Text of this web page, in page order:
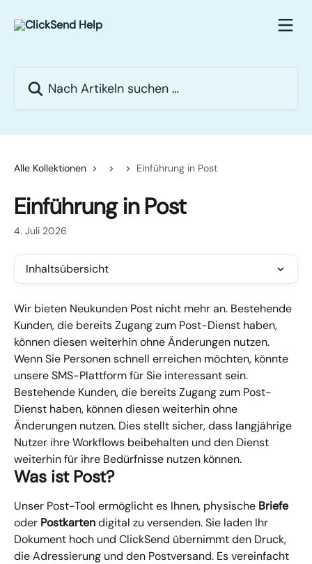
Alle Kollektionen Einführung in Post
Einführung in Post
4. Juli 2026
Inhaltsübersicht
Wir bieten Neukunden Post nicht mehr an. Bestehende
Kunden, die bereits Zugang zum Post-Dienst haben,
können diesen weiterhin ohne Änderungen nutzen.
Wenn Sie Personen schnell erreichen möchten, könnte
unsere SMS-Plattform für Sie interessant sein.
Bestehende Kunden, die bereits Zugang zum Post-
Dienst haben, können diesen weiterhin ohne
Änderungen nutzen. Dies stellt sicher, dass langjährige
Nutzer ihre Workflows beibehalten und den Dienst
weiterhin für ihre Bedürfnisse nutzen können.
Was ist Post?
Unser Post-Tool ermöglicht es Ihnen, physische Briefe
oder Postkarten digital zu versenden. Sie laden Ihr
Dokument hoch und ClickSend übernimmt den Druck,
die Adressierung und den Postversand. Es vereinfacht